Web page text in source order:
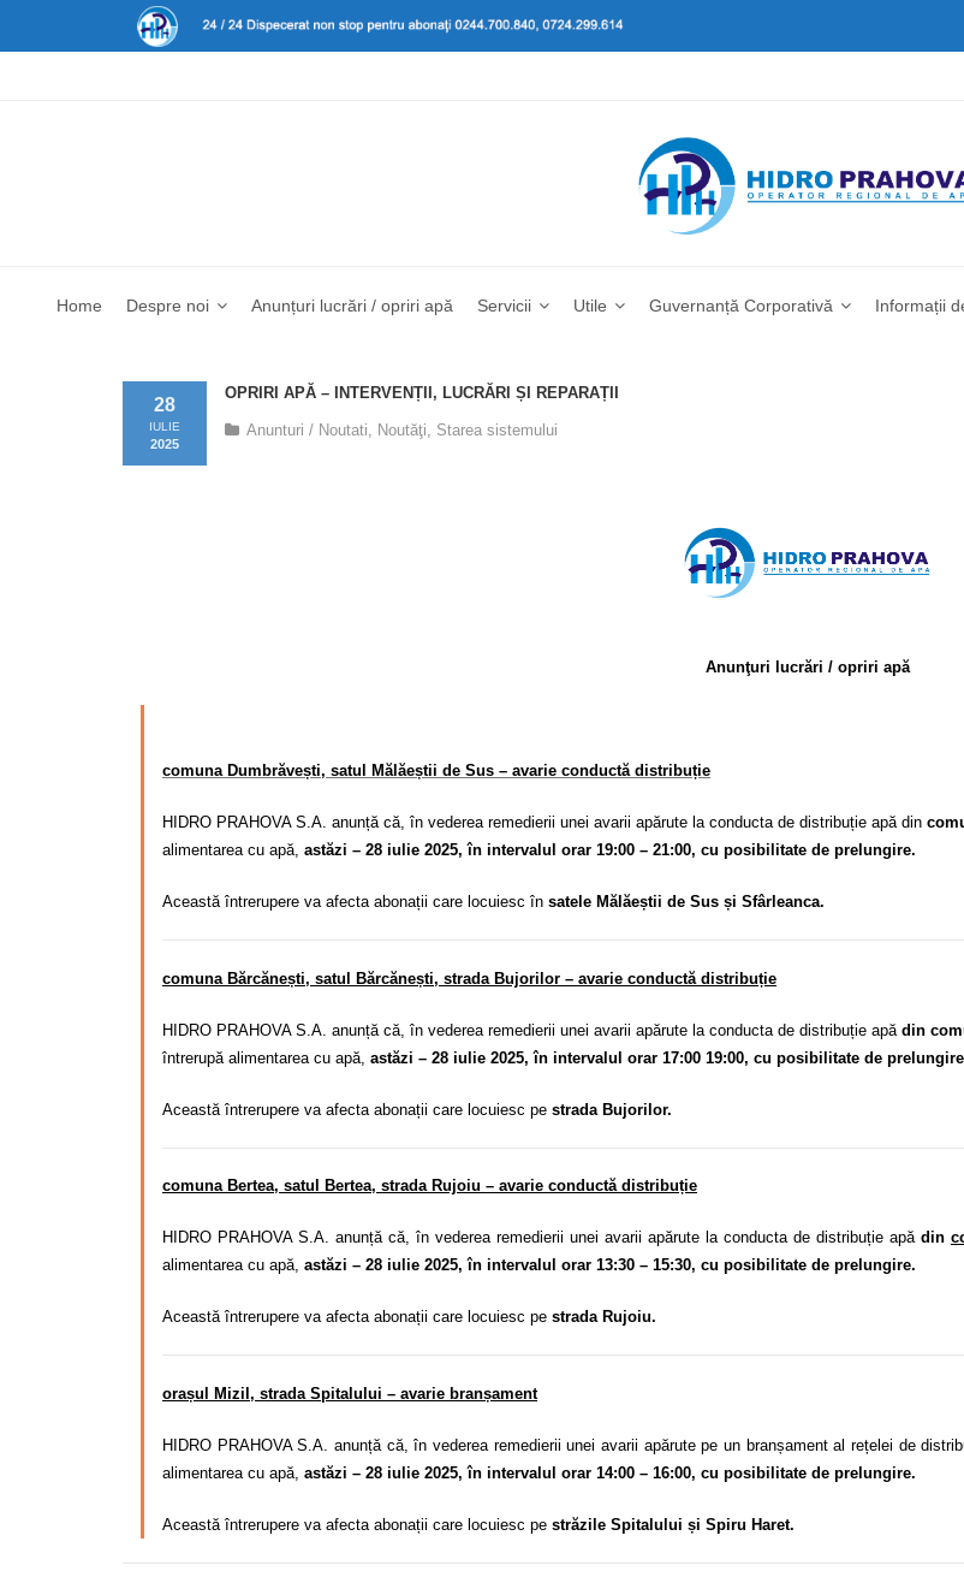
Home Despre noi Anunțuri lucrări / opriri apă Servicii Utile Guvernanță Corporativă Informații
OPRIRI APĂ – INTERVENȚII, LUCRĂRI ȘI REPARAȚII
28
IULIE
2025
Anunturi / Noutati Noutăţi Starea sistemului
Anunţuri lucrări / opriri apă
comuna Dumbrăvești, satul Mălăeștii de Sus – avarie conductă distribuție
HIDRO PRAHOVA S.A. anunță că, în vederea remedierii unei avarii apărute la conducta de distribuție apă din
alimentarea cu apă, astăzi – 28 iulie 2025, în intervalul orar 19:00 – 21:00, cu posibilitate de prelungire.
Această întrerupere va afecta abonații care locuiesc în satele Mălăeștii de Sus și Sfârleanca.
comuna Bărcănești, satul Bărcănești, strada Bujorilor – avarie conductă distribuție
HIDRO PRAHOVA S.A. anunță că, în vederea remedierii unei avarii apărute la conducta de distribuție apă din
întrerupă alimentarea cu apă, astăzi – 28 iulie 2025, în intervalul orar 17:00 19:00, cu posibilitate de
Această întrerupere va afecta abonații care locuiesc pe strada Bujorilor.
comuna Bertea, satul Bertea, strada Rujoiu – avarie conductă distribuție
HIDRO PRAHOVA S.A. anunță că, în vederea remedierii unei avarii apărute la conducta de distribuție apă din
alimentarea cu apă, astăzi – 28 iulie 2025, în intervalul orar 13:30 – 15:30, cu posibilitate de prelungire.
Această întrerupere va afecta abonații care locuiesc pe strada Rujoiu.
orașul Mizil, strada Spitalului – avarie branșament
HIDRO PRAHOVA S.A. anunță că, în vederea remedierii unei avarii apărute pe un branșament al rețelei de
alimentarea cu apă, astăzi – 28 iulie 2025, în intervalul orar 14:00 – 16:00, cu posibilitate de prelungire.
Această întrerupere va afecta abonații care locuiesc pe străzile Spitalului și Spiru Haret.